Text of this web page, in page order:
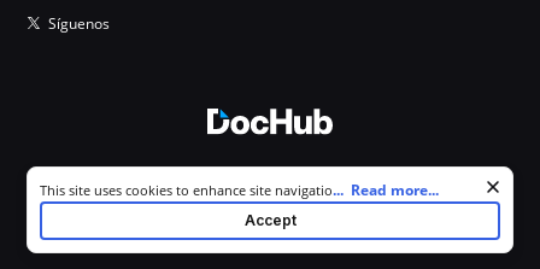
Síguenos
Todos los derechos reservados.
Cookie consent notice
This site uses cookies to enhance site navigation and personalize
your experience. By using this site you agree to our use of cookies as
described in our
. You can modify your selections by
visiting ourCookie and Advertising Notice.
... Read more...
Accept